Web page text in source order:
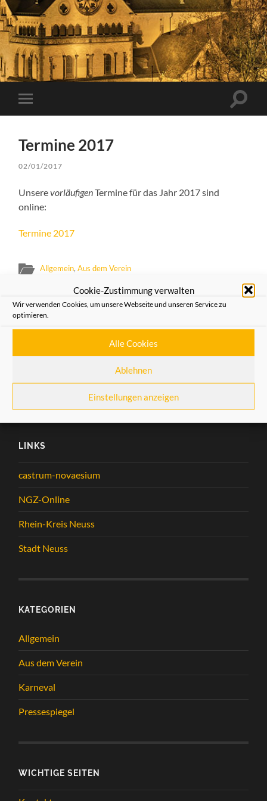
Cookie-Zustimmung verwalten
Wir verwenden Cookies, um unsere Webseite und unseren Service zu
optimieren.
Alle Cookies
Ablehnen
Einstellungen anzeigen
Mobile-
Menü
Termine 2017
02/01/2017
UnserevorläufigenTermine für das Jahr 2017 sind
online:
Termine 2017
Allgemein,Aus dem Verein
VORHERIGER BEITRAG
Für den Fall, dass Sie noch eine Kleinigkeit als
Vortrag „Fünf Maler und ihre Neusser Motive“
LINKS
castrum-novaesium
NGZ-Online
Rhein-Kreis Neuss
Stadt Neuss
KATEGORIEN
Allgemein
Aus dem Verein
Karneval
Pressespiegel
WICHTIGE SEITEN